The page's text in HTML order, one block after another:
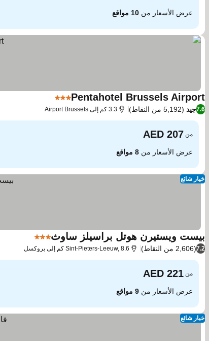
عرض الأسعار من 10 مواقع
Pentahotel Brussels Airport3 عدد النجوم
7.6جيد (5,192 من النقاط) 3.3 كم إلى Airport Brussels
من
عرض الأسعار من 8 مواقع
خيار شائع
بيست ويستيرن هوتل براسيلز ساوث3 عدد النجوم
7.2(2,606 من النقاط) Sint-Pieters-Leeuw, 8.6 كم إلى بروكسل
من
عرض الأسعار من 9 مواقع
خيار شائع